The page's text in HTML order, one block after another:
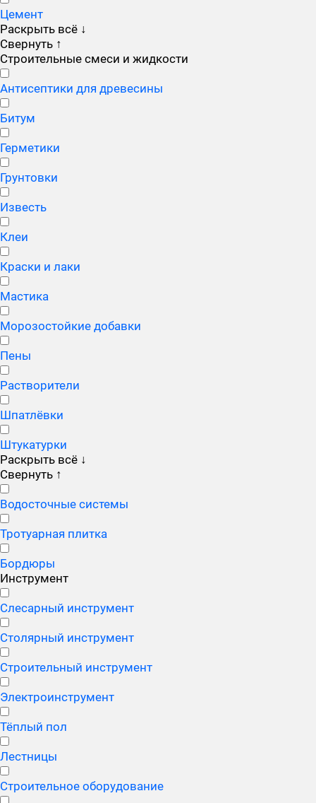
Цемент
Раскрыть всё ↓
Свернуть ↑
Строительные смеси и жидкости
Антисептики для древесины
Битум
Герметики
Грунтовки
Известь
Клеи
Краски и лаки
Мастика
Морозостойкие добавки
Пены
Растворители
Шпатлёвки
Штукатурки
Раскрыть всё ↓
Свернуть ↑
Водосточные системы
Тротуарная плитка
Бордюры
Инструмент
Слесарный инструмент
Столярный инструмент
Строительный инструмент
Электроинструмент
Тёплый пол
Лестницы
Строительное оборудование